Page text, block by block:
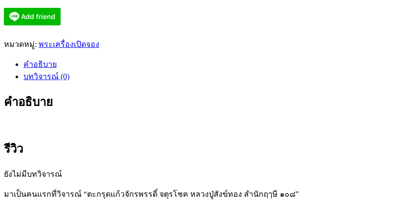
หมวดหมู่: พระเครื่องเปิดจอง
คำอธิบาย
บทวิจารณ์ (0)
คำอธิบาย
รีวิว
ยังไม่มีบทวิจารณ์
มาเป็นคนแรกที่วิจารณ์ “ตะกรุดแก้วจักรพรรดิ์ จตุรโชค หลวงปู่สังข์ทอง สำนักฤๅษี ๑๐๘”